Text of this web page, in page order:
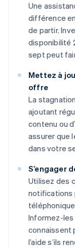
Une
différence
de partir.
disponibilité
sept peut
Mettez à
offre
La
ajoutant
contenu ou
assurer que
dans votre
S’engager
Utilisez des
notifications
Informez-les
connaissent
l’aide s’ils